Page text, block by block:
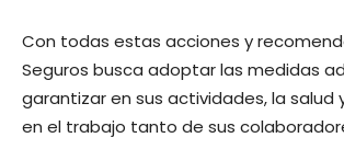
Con todas estas acciones y
Seguros busca adoptar las medidas
garantizar en sus actividades, la salud
en el trabajo tanto de sus